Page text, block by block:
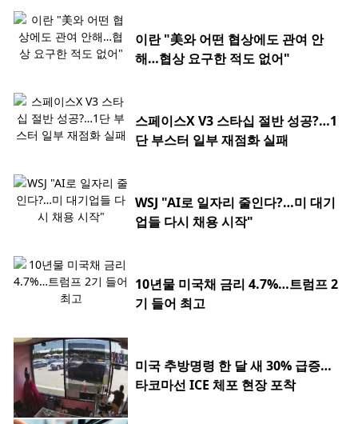
이란 "美와 어떤 협상에도 관여 안
해…협상 요구한 적도 없어"
스페이스X V3 스타십 절반 성공?…1
단 부스터 일부 재점화 실패
WSJ "AI로 일자리 줄인다?…미 대기
업들 다시 채용 시작"
10년물 미국채 금리 4.7%…트럼프 2
기 들어 최고
미국 추방명령 한 달 새 30% 급증…
타코마선 ICE 체포 현장 포착